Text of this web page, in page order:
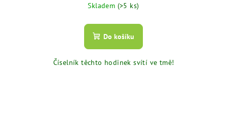
Skladem (>5 ks)
Do košíku
Číselník těchto hodinek svítí ve tmě!